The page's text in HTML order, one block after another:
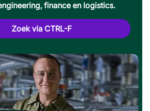
finance en logistics.
Zoek via CTRL-F